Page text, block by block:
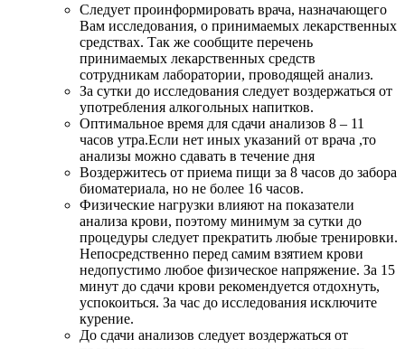
Следует проинформировать врача, назначающего
Вам исследования, о принимаемых лекарственных
средствах. Так же сообщите перечень
принимаемых лекарственных средств
сотрудникам лаборатории, проводящей анализ.
За сутки до исследования следует воздержаться от
употребления алкогольных напитков.
Оптимальное время для сдачи анализов 8 – 11
часов утра.Если нет иных указаний от врача ,то
анализы можно сдавать в течение дня
Воздержитесь от приема пищи за 8 часов до забора
биоматериала, но не более 16 часов.
Физические нагрузки влияют на показатели
анализа крови, поэтому минимум за сутки до
процедуры следует прекратить любые тренировки.
Непосредственно перед самим взятием крови
недопустимо любое физическое напряжение. За 15
минут до сдачи крови рекомендуется отдохнуть,
успокоиться. За час до исследования исключите
курение.
До сдачи анализов следует воздержаться от